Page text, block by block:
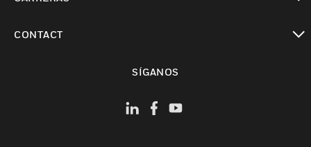
CONTACT
SÍGANOS